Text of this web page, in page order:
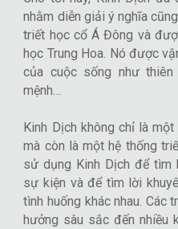
nhằm diễn giải ý nghĩa
triết học cổ Á Đông và
học Trung Hoa. Nó được
của cuộc sống như
mệnh…
Kinh Dịch không chỉ là
mà còn là một hệ thống
sử dụng Kinh Dịch để tìm
sự kiện và để tìm lời
tình huống khác nhau. Các
hưởng sâu sắc đến nhiều